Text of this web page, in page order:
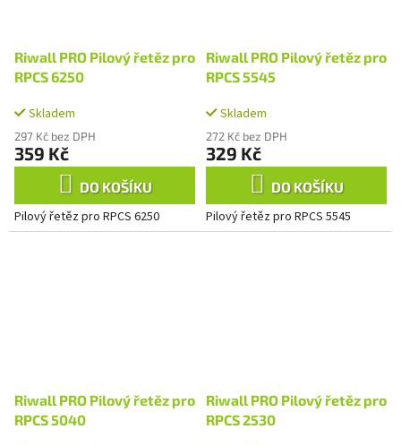
Riwall PRO Pilový řetěz pro
RPCS 6250
Skladem
297 Kč bez DPH
359 Kč
DO KOŠÍKU
Pilový řetěz pro RPCS 6250
Riwall PRO Pilový řetěz pro
RPCS 5545
Skladem
272 Kč bez DPH
329 Kč
DO KOŠÍKU
Pilový řetěz pro RPCS 5545
Riwall PRO Pilový řetěz pro
RPCS 5040
Riwall PRO Pilový řetěz pro
RPCS 2530